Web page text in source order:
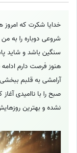
خدایا شکرت که
شروعی دوباره را به
سنگین باشد و شاید
هنوز فرصت دارم
آرامشی به قلبم
صبح را با ناامیدی
نشده و بهترین